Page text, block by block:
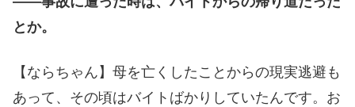
とか。
【ならちゃん】母を亡くしたことからの現実逃避も
あって、その頃はバイトばかりしていたんです。お